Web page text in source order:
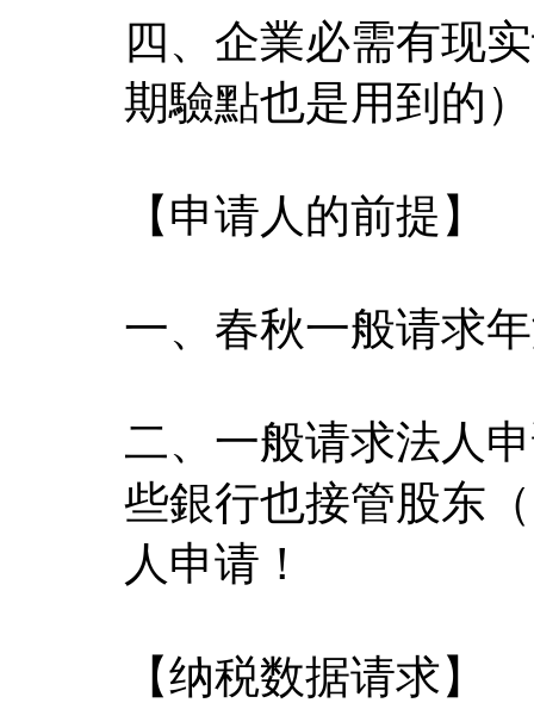
四、企業必需有现
期驗點也是用到的）
【申请人的前提】
一、春秋一般请求
二、一般请求法人
些銀行也接管股东
人申请！
【纳税数据请求】